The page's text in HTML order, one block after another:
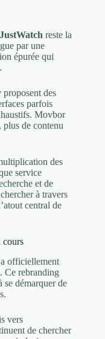
JustWatch reste la
par une
épurée qui
proposent des
parfois
Movbor
plus de contenu
des
service
et de
à travers
central de
cours
a officiellement
. Ce rebranding
se démarquer de
vers
de chercher